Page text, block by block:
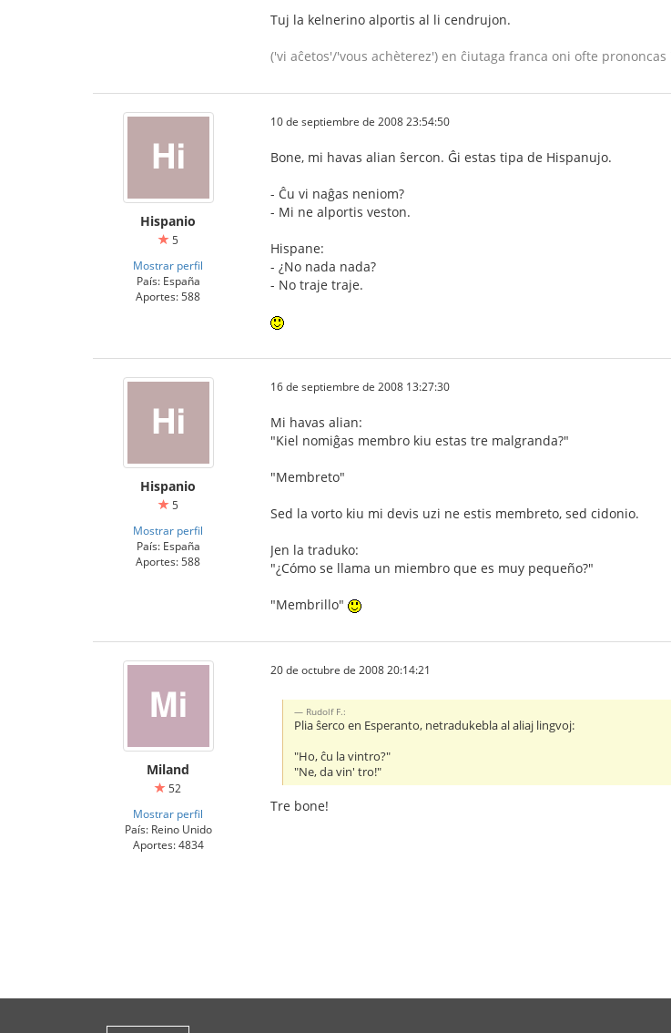
Tuj la kelnerino alportis al li cendrujon.
('vi aĉetos'/'vous achèterez') en ĉiutaga franca oni ofte
Hispanio
5
Mostrar perfil
País: España
Aportes: 588
10 de septiembre de 2008 23:54:50
Bone, mi havas alian ŝercon. Ĝi estas tipa de Hispanujo.
- Ĉu vi naĝas neniom?
- Mi ne alportis veston.
Hispane:
- ¿No nada nada?
- No traje traje.
Hispanio
5
Mostrar perfil
País: España
Aportes: 588
16 de septiembre de 2008 13:27:30
Mi havas alian:
"Kiel nomiĝas membro kiu estas tre malgranda?"
"Membreto"
Sed la vorto kiu mi devis uzi ne estis membreto, sed cidonio.
Jen la traduko:
"¿Cómo se llama un miembro que es muy pequeño?"
"Membrillo"
Miland
52
Mostrar perfil
País: Reino Unido
Aportes: 4834
20 de octubre de 2008 20:14:21
Rudolf F.:
Plia ŝerco en Esperanto, netradukebla al aliaj lingvoj:
"Ho, ĉu la vintro?"
"Ne, da vin' tro!"
Tre bone!